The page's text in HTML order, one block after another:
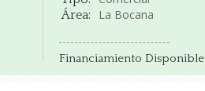
Área: La Bocana
Financiamiento Disponible